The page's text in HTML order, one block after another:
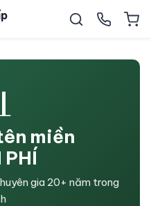
miền
PHÍ
gia 20+ năm trong